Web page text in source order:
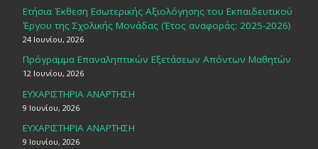
Ετήσια Έκθεση Εσωτερικής Αξιολόγησης του Εκπαιδευτικού
Έργου της Σχολικής Μονάδας (Έτος αναφοράς: 2025-2026)
24 Ιουνίου, 2026
Πρόγραμμα Επαναληπτικών Εξετάσεων Απόντων Μαθητών
12 Ιουνίου, 2026
ΕΥΧΑΡΙΣΤΗΡΙΑ ΑΝΑΡΤΗΣΗ
9 Ιουνίου, 2026
ΕΥΧΑΡΙΣΤΗΡΙΑ ΑΝΑΡΤΗΣΗ
9 Ιουνίου, 2026